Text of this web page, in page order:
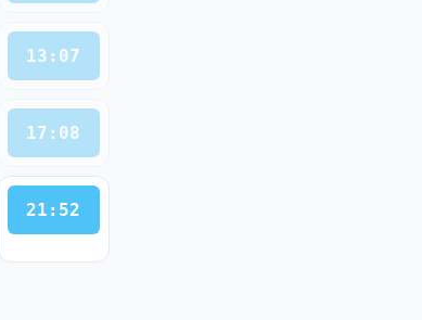
13:07
17:08
21:52